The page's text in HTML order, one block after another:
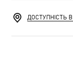
ДОСТУПНІСТЬ